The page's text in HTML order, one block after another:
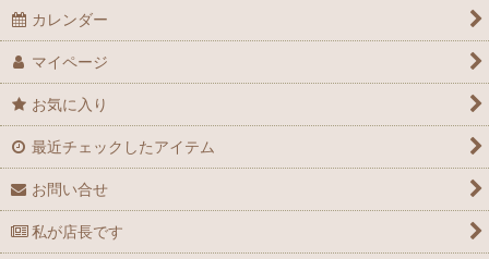
カレンダー
マイページ
お気に入り
最近チェックしたアイテム
お問い合せ
私が店長です